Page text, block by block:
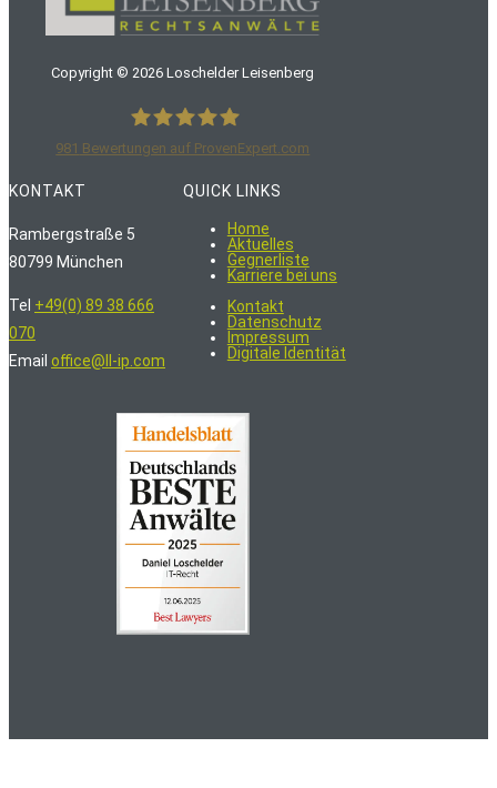
Copyright ©2026 Loschelder Leisenberg
LoschelderLeisenberg Rechtsanwälte
981 Bewertungen auf ProvenExpert.com
KONTAKT
Rambergstraße 5
80799 München
Tel +49(0) 89 38 666
070
Email office@ll-ip.com
QUICK LINKS
Home
Aktuelles
Gegnerliste
Karriere bei uns
Kontakt
Datenschutz
Impressum
Digitale Identität